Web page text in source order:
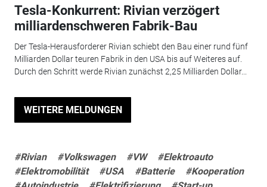
Tesla-Konkurrent: Rivian verzögert
milliardenschweren Fabrik-Bau
Der Tesla-Herausforderer Rivian schiebt den Bau einer rund fünf
Milliarden Dollar teuren Fabrik in den USA bis auf Weiteres auf.
Durch den Schritt werde Rivian zunächst 2,25 Milliarden Dollar...
WEITERE MELDUNGEN
#Rivian #Volkswagen #VW
#Elektroauto
#Elektromobilität
#USA #Batterie
#Kooperation